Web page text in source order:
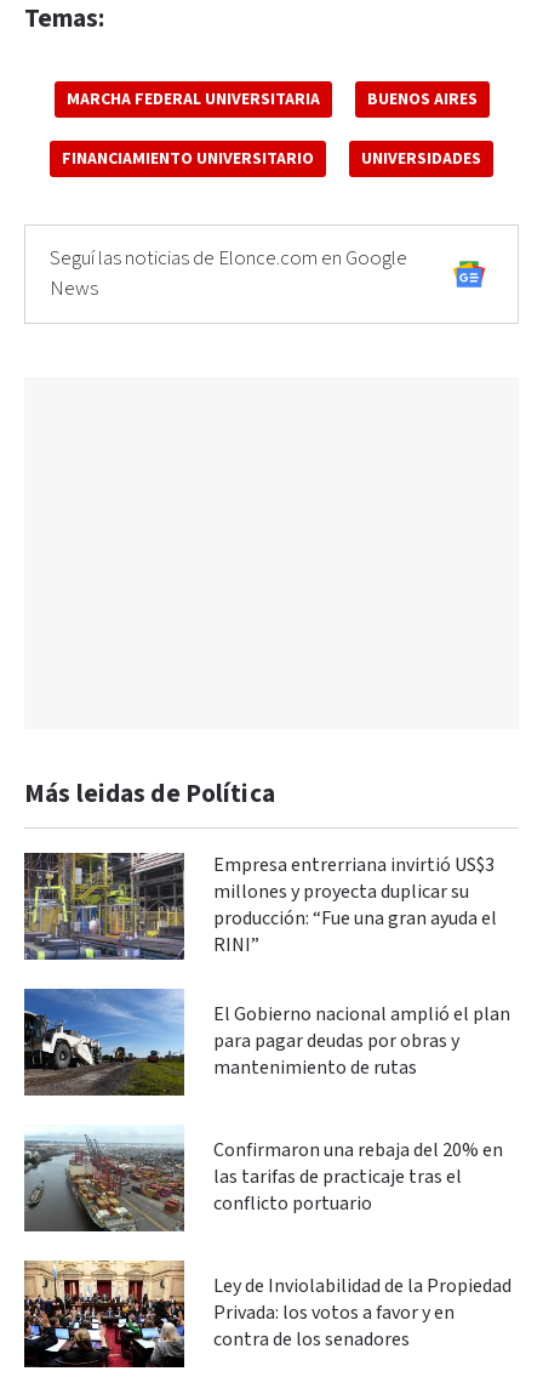
Temas:
MARCHA FEDERAL UNIVERSITARIA BUENOS AIRES
FINANCIAMIENTO UNIVERSITARIO UNIVERSIDADES
Seguí las noticias de Elonce.com en Google
News
Más leidas de Política
Empresa entrerriana invirtió US$3
millones y proyecta duplicar su
producción: “Fue una gran ayuda el
RINI”
El Gobierno nacional amplió el plan
para pagar deudas por obras y
mantenimiento de rutas
Confirmaron una rebaja del 20% en
las tarifas de practicaje tras el
conflicto portuario
Ley de Inviolabilidad de la Propiedad
Privada: los votos a favor y en
contra de los senadores